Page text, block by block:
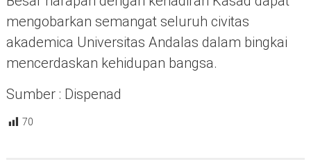
mengobarkan semangat seluruh civitas
akademica Universitas Andalas dalam bingkai
mencerdaskan kehidupan bangsa.
Sumber : Dispenad
70